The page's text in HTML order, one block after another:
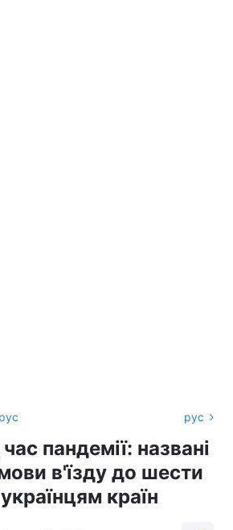
рус
пандемії: названі
в'їзду до шести
країн